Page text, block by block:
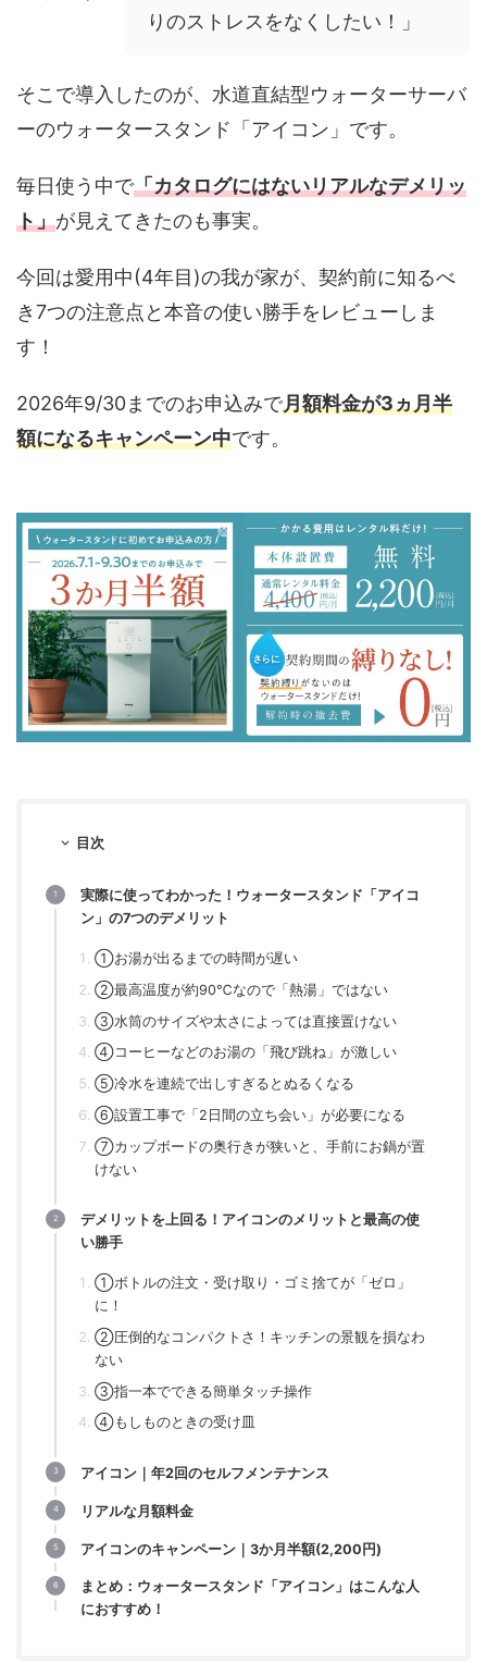
りのストレスをなくしたい！」
そこで導入したのが、水道直結型ウォーターサーバ
ーのウォータースタンド「アイコン」です。
毎日使う中で「カタログにはないリアルなデメリッ
ト」が見えてきたのも事実。
今回は愛用中(4年目)の我が家が、契約前に知るべ
き7つの注意点と本音の使い勝手をレビューしま
す！
2026年9/30までのお申込みで月額料金が3ヵ月半
額になるキャンペーン中です。
目次
実際に使ってわかった！ウォータースタンド「アイコ
ン」の7つのデメリット
①お湯が出るまでの時間が遅い
②最高温度が約90℃なので「熱湯」ではない
③水筒のサイズや太さによっては直接置けない
④コーヒーなどのお湯の「飛び跳ね」が激しい
⑤冷水を連続で出しすぎるとぬるくなる
⑥設置工事で「2日間の立ち会い」が必要になる
⑦カップボードの奥行きが狭いと、手前にお鍋が置
けない
デメリットを上回る！アイコンのメリットと最高の使
い勝手
①ボトルの注文・受け取り・ゴミ捨てが「ゼロ」
に！
②圧倒的なコンパクトさ！キッチンの景観を損なわ
ない
③指一本でできる簡単タッチ操作
④もしものときの受け皿
アイコン｜年2回のセルフメンテナンス
リアルな月額料金
アイコンのキャンペーン｜3か月半額(2,200円)
まとめ：ウォータースタンド「アイコン」はこんな人
におすすめ！